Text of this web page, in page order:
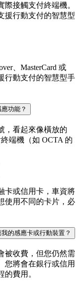
接觸支付終端機。
援行動支付的智慧型
、MasterCard 或
行動支付的智慧型手
功能？
，看起來像橫放的
端機（如 OCTA 的
卡或信用卡，車資將
使用不同的卡片，必
的感應卡或行動裝置？
被收費，但您仍然需
您將會在銀行或信用
的費用。